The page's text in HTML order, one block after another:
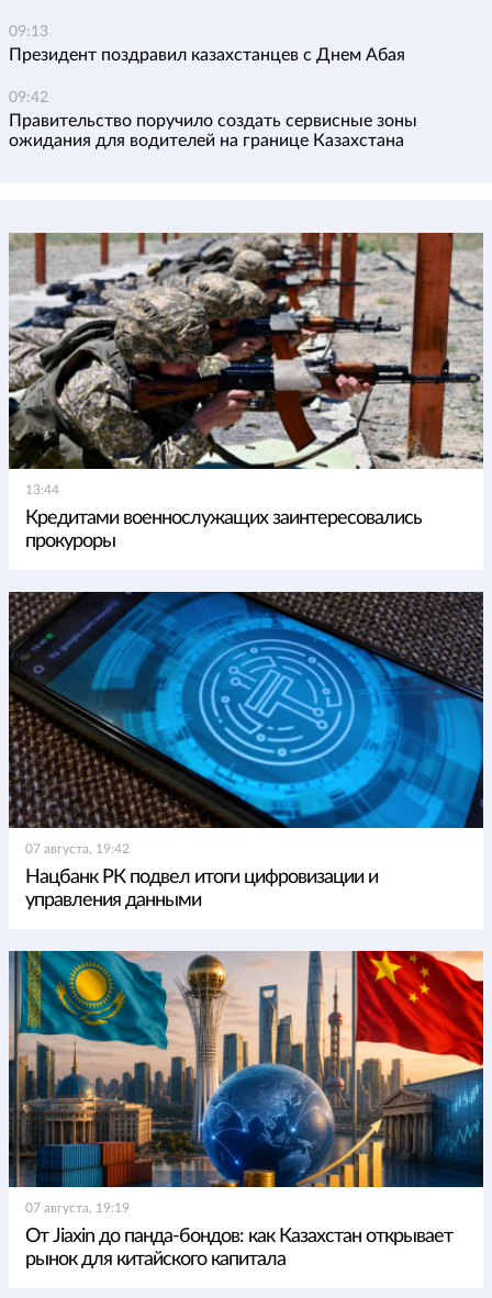
09:13
Президент поздравил казахстанцев с Днем Абая
09:42
Правительство поручило создать сервисные зоны
ожидания для водителей на границе Казахстана
13:44
Кредитами военнослужащих заинтересовались
прокуроры
07 августа, 19:42
Нацбанк РК подвел итоги цифровизации и
управления данными
07 августа, 19:19
От Jiaxin до панда-бондов: как Казахстан открывает
рынок для китайского капитала